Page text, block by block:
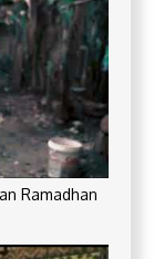
Ramadhan